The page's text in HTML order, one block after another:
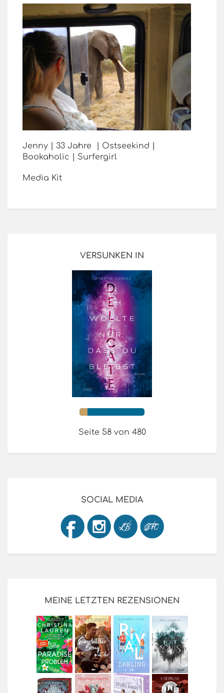
Jenny | 33 Jahre | Ostseekind |
Bookaholic | Surfergirl
Media Kit
VERSUNKEN IN
Seite 58 von 480
SOCIAL MEDIA
MEINE LETZTEN REZENSIONEN